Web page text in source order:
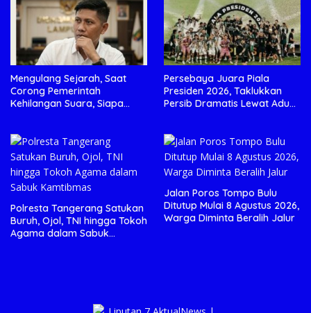
Mengulang Sejarah, Saat
Corong Pemerintah
Kehilangan Suara, Siapa
Persebaya Juara Piala
Presiden 2026, Taklukkan
Persib Dramatis Lewat Adu
Polresta Tangerang Satukan
Buruh, Ojol, TNI hingga Tokoh
Agama dalam Sabuk
Jalan Poros Tompo Bulu
Ditutup Mulai 8 Agustus 2026,